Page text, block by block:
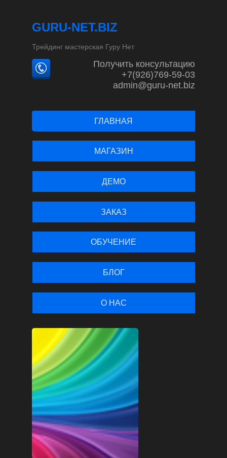
GURU-NET.BIZ
Трейдинг мастерская Гуру Нет
Получить консультацию
+7(926)769-59-03
admin@guru-net.biz
ГЛАВНАЯ
МАГАЗИН
ДЕМО
ЗАКАЗ
ОБУЧЕНИЕ
БЛОГ
О НАС